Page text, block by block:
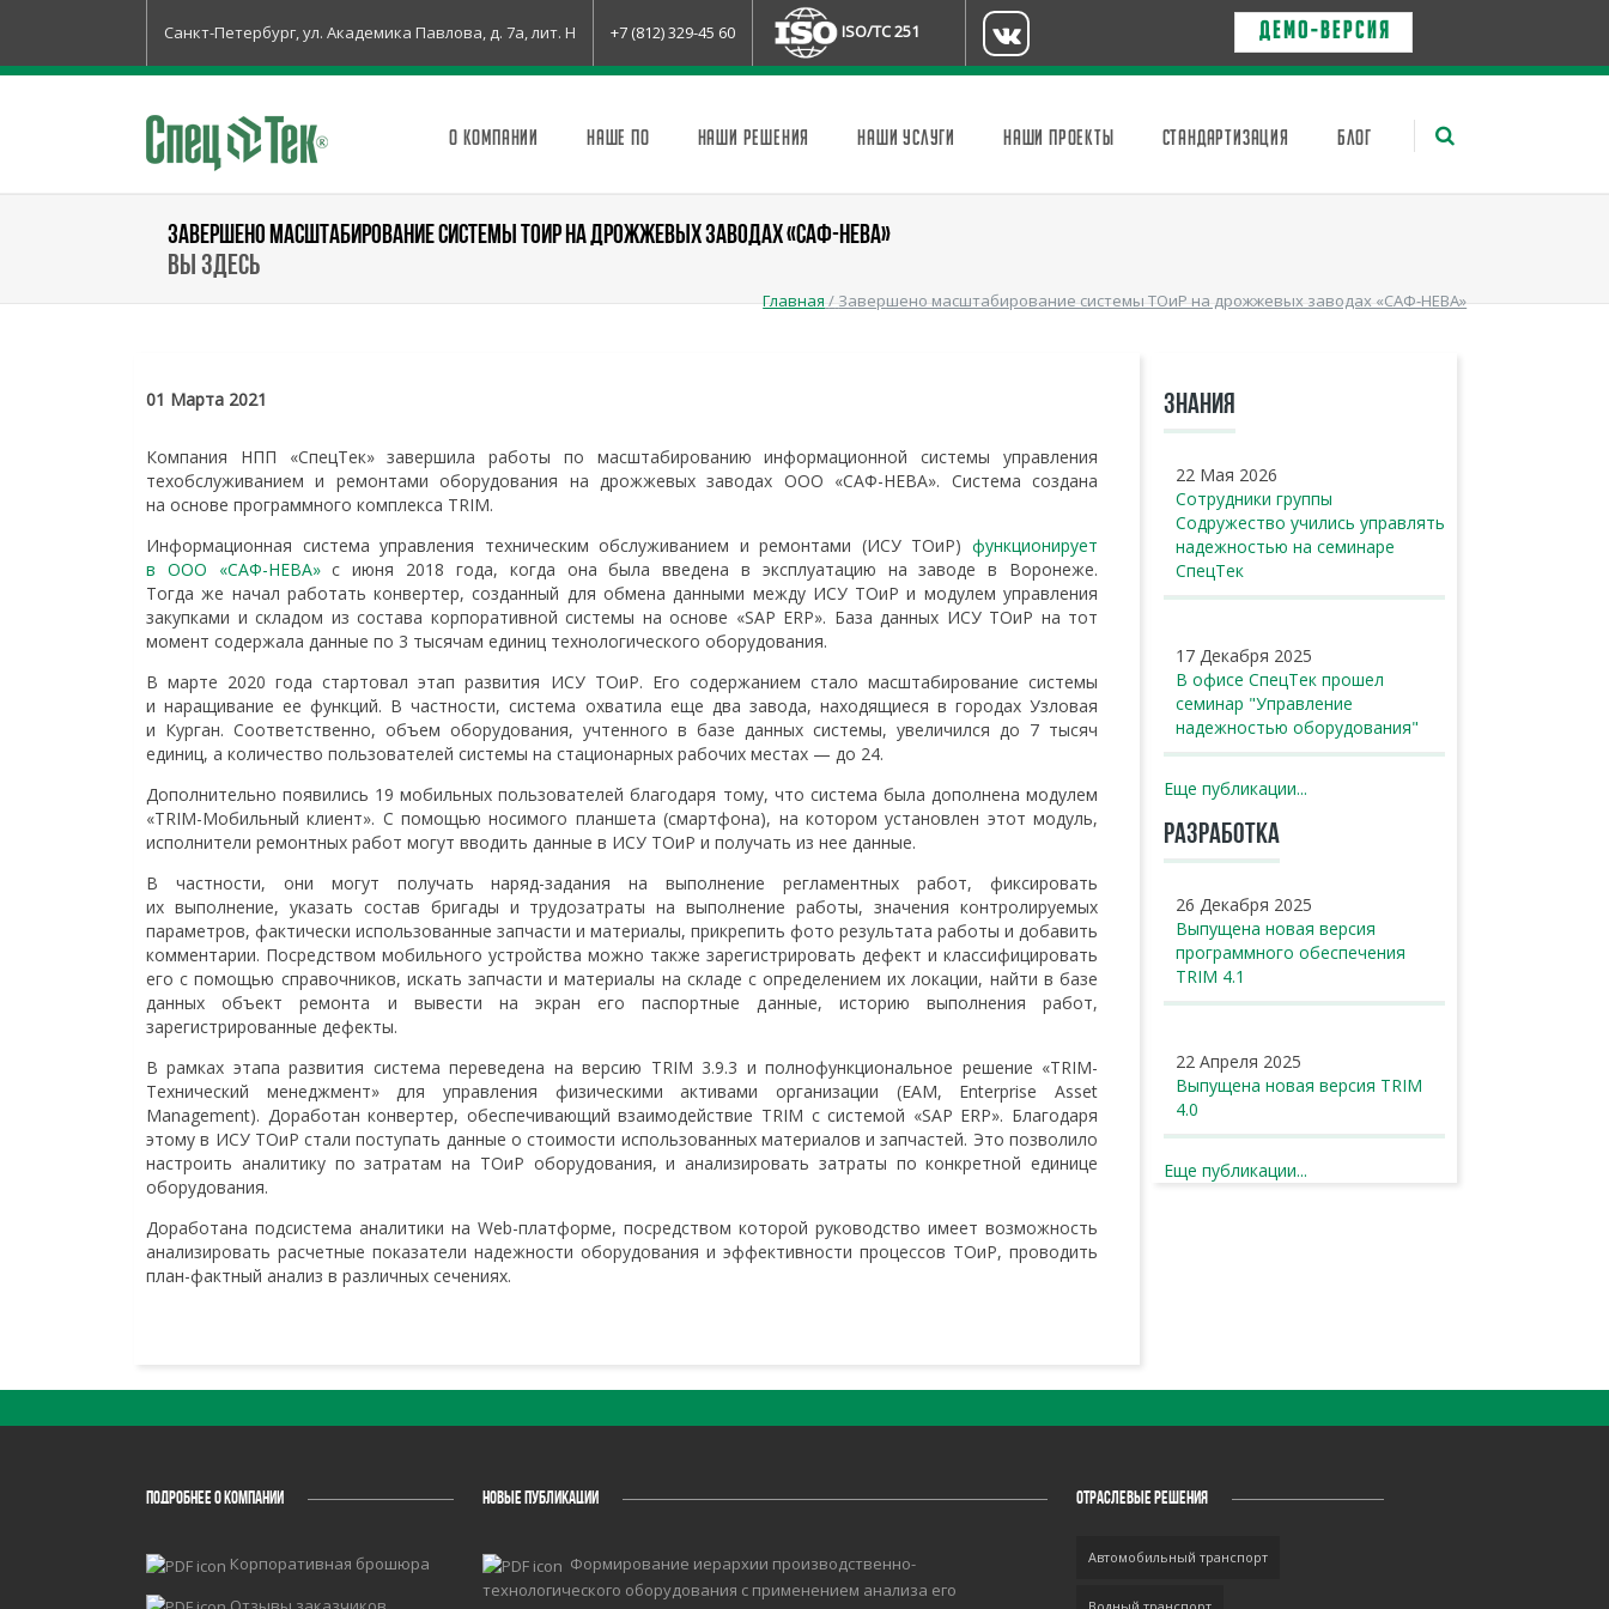
Санкт-Петербург, ул. Академика Павлова, д. 7а, лит. Н +7 (812) 329-45 60 ISO/TC 251 Д Е М О - в е р с и я
О КОМПАНИИ НАШЕ ПО НАШИ РЕШЕНИЯ НАШИ УСЛУГИ НАШИ ПРОЕКТЫ СТАНДАРТИЗАЦИЯ БЛОГ
ЗАВЕРШЕНО МАСШТАБИРОВАНИЕ СИСТЕМЫ ТОИР НА ДРОЖЖЕВЫХ ЗАВОДАХ «САФ-НЕВА»
Вы здесь
Главная/ Завершено масштабирование системы ТОиР на дрожжевых заводах «САФ-НЕВА»
01 Марта 2021
Компания НПП «СпецТек» завершила работы по масштабированию информационной системы управления
техобслуживанием и ремонтами оборудования на дрожжевых заводах ООО «САФ-НЕВА». Система создана
на основе программного комплекса TRIM.
Информационная система управления техническим обслуживанием и ремонтами (ИСУ ТОиР) функционирует
в ООО «САФ-НЕВА»с июня 2018 года, когда она была введена в эксплуатацию на заводе в Воронеже.
Тогда же начал работать конвертер, созданный для обмена данными между ИСУ ТОиР и модулем управления
закупками и складом из состава корпоративной системы на основе «SAP ERP». База данных ИСУ ТОиР на тот
момент содержала данные по 3 тысячам единиц технологического оборудования.
В марте 2020 года стартовал этап развития ИСУ ТОиР. Его содержанием стало масштабирование системы
и наращивание ее функций. В частности, система охватила еще два завода, находящиеся в городах Узловая
и Курган. Соответственно, объем оборудования, учтенного в базе данных системы, увеличился до 7 тысяч
единиц, а количество пользователей системы на стационарных рабочих местах — до 24.
Дополнительно появились 19 мобильных пользователей благодаря тому, что система была дополнена модулем
«TRIM-Мобильный клиент». С помощью носимого планшета (смартфона), на котором установлен этот модуль,
исполнители ремонтных работ могут вводить данные в ИСУ ТОиР и получать из нее данные.
В частности, они могут получать наряд-задания на выполнение регламентных работ, фиксировать
их выполнение, указать состав бригады и трудозатраты на выполнение работы, значения контролируемых
параметров, фактически использованные запчасти и материалы, прикрепить фото результата работы и добавить
комментарии. Посредством мобильного устройства можно также зарегистрировать дефект и классифицировать
его с помощью справочников, искать запчасти и материалы на складе с определением их локации, найти в базе
данных объект ремонта и вывести на экран его паспортные данные, историю выполнения работ,
зарегистрированные дефекты.
В рамках этапа развития система переведена на версию TRIM 3.9.3 и полнофункциональное решение «TRIM-
Технический менеджмент» для управления физическими активами организации (EAM, Enterprise Asset
Management). Доработан конвертер, обеспечивающий взаимодействие TRIM с системой «SAP ERP». Благодаря
этому в ИСУ ТОиР стали поступать данные о стоимости использованных материалов и запчастей. Это позволило
настроить аналитику по затратам на ТОиР оборудования, и анализировать затраты по конкретной единице
оборудования.
Доработана подсистема аналитики на Web-платформе, посредством которой руководство имеет возможность
анализировать расчетные показатели надежности оборудования и эффективности процессов ТОиР, проводить
план-фактный анализ в различных сечениях.
ЗНАНИЯ
22 Мая 2026
Сотрудники группы
Содружество учились управлять
надежностью на семинаре
СпецТек
17 Декабря 2025
В офисе СпецТек прошел
семинар "Управление
надежностью оборудования"
Еще публикации...
РАЗРАБОТКА
26 Декабря 2025
Выпущена новая версия
программного обеспечения
TRIM 4.1
22 Апреля 2025
Выпущена новая версия TRIM
4.0
Еще публикации...
ПОДРОБНЕЕ О КОМПАНИИ
Корпоративная брошюра
НОВЫЕ ПУБЛИКАЦИИ
Формирование иерархии производственно-
технологического оборудования с применением анализа его
ОТРАСЛЕВЫЕ РЕШЕНИЯ
Автомобильный транспорт